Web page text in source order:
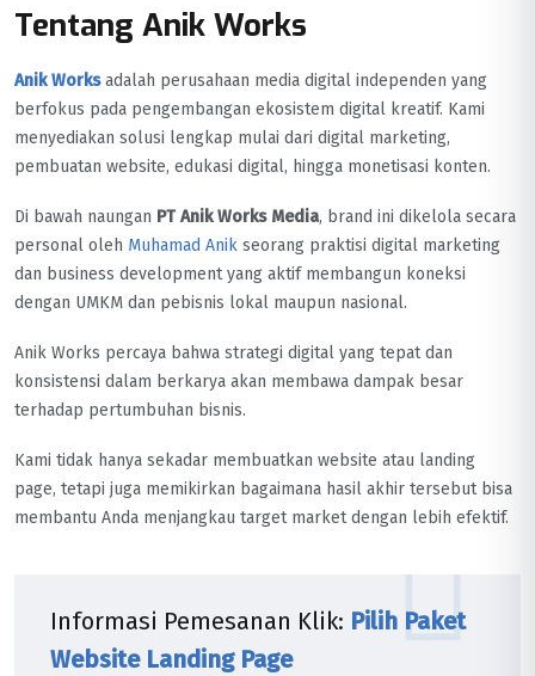
Tentang Anik Works
Anik Worksadalah perusahaan media digital independen yang
berfokus pada pengembangan ekosistem digital kreatif. Kami
menyediakan solusi lengkap mulai dari digital marketing,
pembuatan website, edukasi digital, hingga monetisasi konten.
Di bawah naungan PT Anik Works Media, brand ini dikelola secara
personal oleh Muhamad Anik seorang praktisi digital marketing
dan business development yang aktif membangun koneksi
dengan UMKM dan pebisnis lokal maupun nasional.
Anik Works percaya bahwa strategi digital yang tepat dan
konsistensi dalam berkarya akan membawa dampak besar
terhadap pertumbuhan bisnis.
Kami tidak hanya sekadar membuatkan website atau landing
page, tetapi juga memikirkan bagaimana hasil akhir tersebut bisa
membantu Anda menjangkau target market dengan lebih efektif.
Informasi Pemesanan Klik: Pilih Paket
Website Landing Page